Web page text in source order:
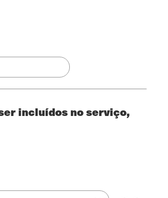
incluídos no serviço,